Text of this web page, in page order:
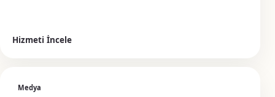
Hizmeti İncele
Medya